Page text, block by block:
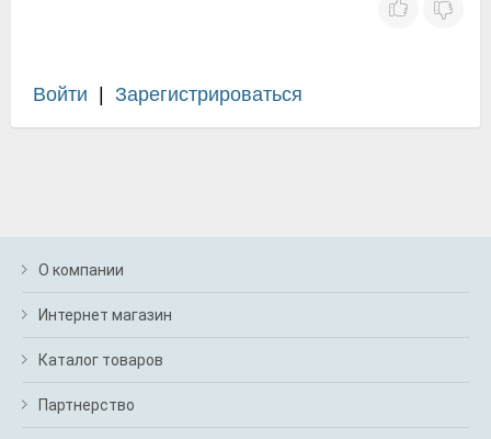
Войти Зарегистрироваться
О компании
Интернет магазин
Каталог товаров
Партнерство